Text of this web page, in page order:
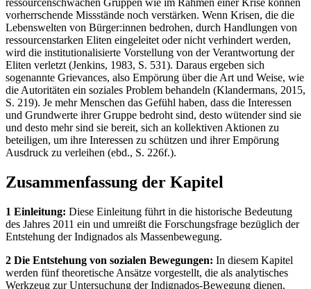
ressourcenschwachen Gruppen wie im Rahmen einer Krise können
vorherrschende Missstände noch verstärken. Wenn Krisen, die die
Lebenswelten von Bürger:innen bedrohen, durch Handlungen von
ressourcenstarken Eliten eingeleitet oder nicht verhindert werden,
wird die institutionalisierte Vorstellung von der Verantwortung der
Eliten verletzt (Jenkins, 1983, S. 531). Daraus ergeben sich
sogenannte Grievances, also Empörung über die Art und Weise, wie
die Autoritäten ein soziales Problem behandeln (Klandermans, 2015,
S. 219). Je mehr Menschen das Gefühl haben, dass die Interessen
und Grundwerte ihrer Gruppe bedroht sind, desto wütender sind sie
und desto mehr sind sie bereit, sich an kollektiven Aktionen zu
beteiligen, um ihre Interessen zu schützen und ihrer Empörung
Ausdruck zu verleihen (ebd., S. 226f.).
Zusammenfassung der Kapitel
1 Einleitung: Diese Einleitung führt in die historische Bedeutung
des Jahres 2011 ein und umreißt die Forschungsfrage bezüglich der
Entstehung der Indignados als Massenbewegung.
2 Die Entstehung von sozialen Bewegungen: In diesem Kapitel
werden fünf theoretische Ansätze vorgestellt, die als analytisches
Werkzeug zur Untersuchung der Indignados-Bewegung dienen.